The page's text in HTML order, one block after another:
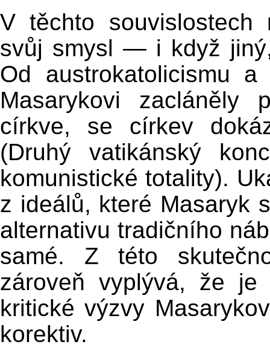
V těchto souvislostech
svůj smysl — i když
Od austrokatolicismu
Masarykovi zacláněly
církve, se církev
(Druhý vatikánský
komunistické totality).
z ideálů, které Masaryk
alternativu tradičního
samé. Z této
zároveň vyplývá, že je
kritické výzvy
korektiv.